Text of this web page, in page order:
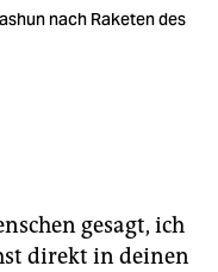
nach Raketen des
gesagt, ich
direkt in deinen